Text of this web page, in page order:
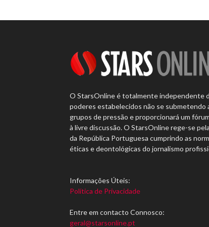
O StarsOnline é totalmente independente
poderes estabelecidos não se submetendo
grupos de pressão e proporcionará um
à livre discussão. O StarsOnline rege-se
da República Portuguesa cumprindo as
éticas e deontológicas do jornalismo
Informações Úteis:
Política de Privacidade
Entre em contacto Connosco:
geral@starsonline.pt